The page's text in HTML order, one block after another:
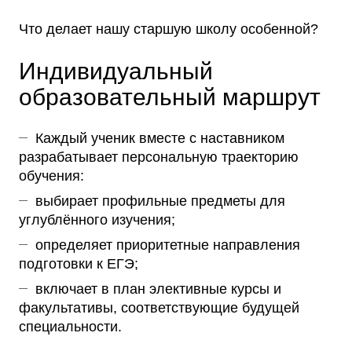
Что делает нашу старшую школу особенной?
Индивидуальный
образовательный маршрут
Каждый ученик вместе с наставником
разрабатывает персональную траекторию
обучения:
выбирает профильные предметы для
углублённого изучения;
определяет приоритетные направления
подготовки к ЕГЭ;
включает в план элективные курсы и
факультативы, соответствующие будущей
специальности.